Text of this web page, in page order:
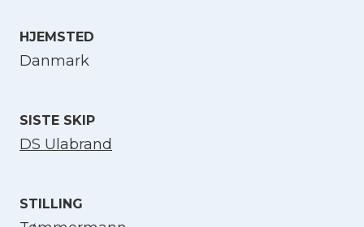
HJEMSTED
Danmark
SISTE SKIP
DS Ulabrand
STILLING